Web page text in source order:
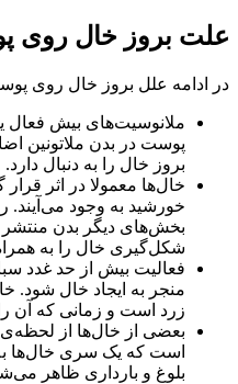
علت بروز خال
در ادامه علل بروز خال روی
ملانوسیت‌های بیش‌ فعال
پوست در بدن ملاتونین
بروز خال را به دنبال دارد.
خال‌ها معمولا در اثر
خورشید به وجود می‌‌آیند.
بخش‌های دیگر بدن
شکل‌گیری خال را به
فعالیت بیش از حد غدد
منجر به ایجاد خال شود.
زرد است و زمانی که آن
بعضی از خال‌ها از لحظه‌ی
است که یک سری خال‌ها
بلوغ و بارداری ظاهر